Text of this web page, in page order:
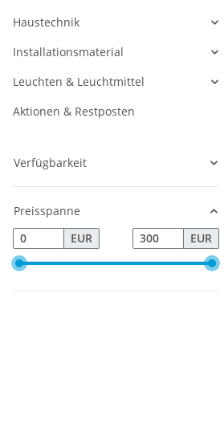
Haustechnik
Installationsmaterial
Leuchten & Leuchtmittel
Aktionen & Restposten
Verfügbarkeit
Preisspanne
EUR
EUR